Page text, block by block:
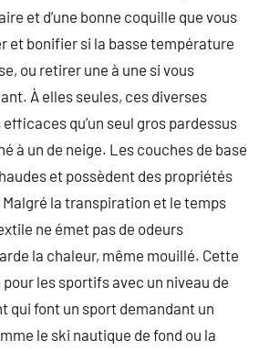
et d’une bonne coquille que vous
et bonifier si la basse température
ou retirer une à une si vous
À elles seules, ces diverses
qu’un seul gros pardessus
à un de neige. Les couches de base
et possèdent des propriétés
la transpiration et le temps
ne émet pas de odeurs
la chaleur, même mouillé. Cette
les sportifs avec un niveau de
qui font un sport demandant un
le ski nautique de fond ou la